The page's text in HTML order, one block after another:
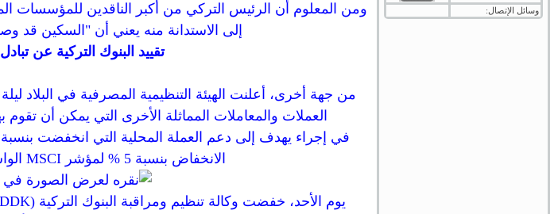
وسائل الإتصال:
ومن المعلوم أن الرئيس التركي من أكبر الناقدين للمؤسسات
إلى الاستدانة منه يعني أن "السكين قد
تقييد البنوك التركية عن
من جهة أخرى، أعلنت الهيئة التنظيمية المصرفية في البلاد
العملات والمعاملات المماثلة الأخرى التي يمكن أن تقوم
الانخفاض بنسبة 5 % لمؤشر MSCI الواسع لعملات الأسواق الناشئة.